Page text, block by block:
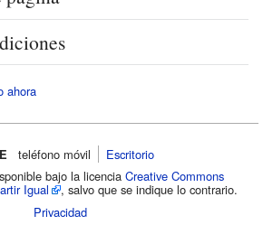
ahora
teléfono móvil‌
Escritorio
bajo la licencia Creative Commons
Igual
, salvo que se indique lo contrario.
Privacidad